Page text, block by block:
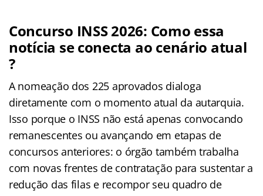
Concurso INSS 2026: Como essa
notícia se conecta ao cenário atual
?
A nomeação dos 225 aprovados dialoga
diretamente com o momento atual da autarquia.
Isso porque o INSS não está apenas convocando
remanescentes ou avançando em etapas de
concursos anteriores: o órgão também trabalha
com novas frentes de contratação para sustentar a
redução das filas e recompor seu quadro de